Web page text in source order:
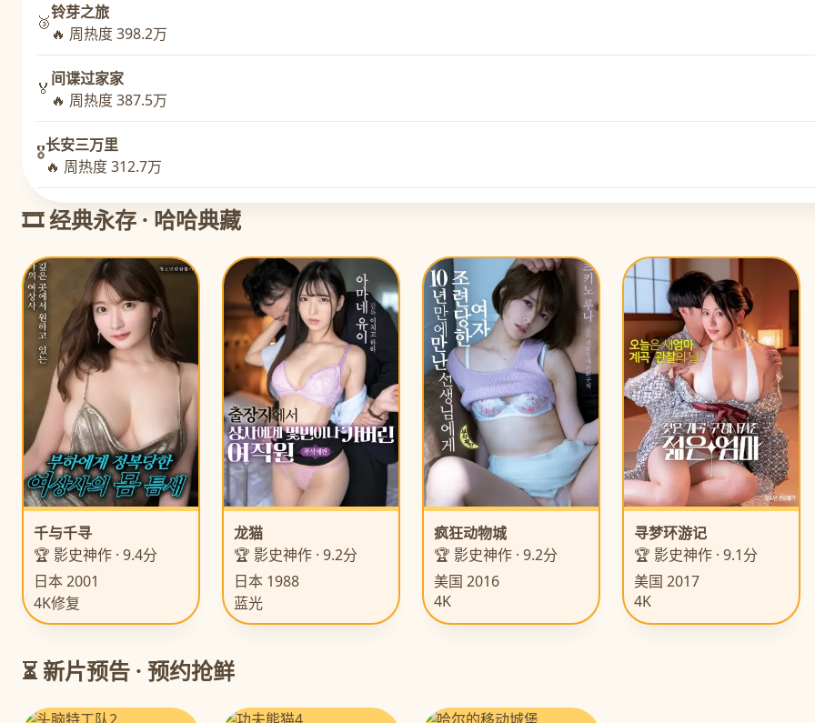
🥉铃芽之旅
🔥 周热度 398.2万
🏅 间谍过家家
🔥 周热度 387.5万
🎖️长安三万里
🔥 周热度 312.7万
🎞️ 经典永存 · 哈哈典藏
千与千寻
🏆 影史神作 · 9.4分
日本 2001
4K修复
龙猫
🏆 影史神作 · 9.2分
日本 1988
蓝光
疯狂动物城
🏆 影史神作 · 9.2分
美国 2016
4K
寻梦环游记
🏆 影史神作 · 9.1分
美国 2017
4K
⏳ 新片预告 · 预约抢鲜